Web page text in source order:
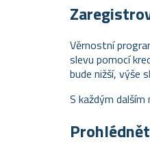
Věrnostní
slevu pomocí
bude nižší, výše
S každým